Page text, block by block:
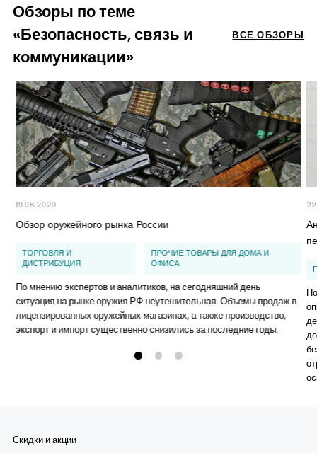
Обзоры по теме
«Безопасность, связь и
коммуникации»
ВСЕ ОБЗОРЫ
19.08.2020
Обзор оружейного рынка России
ТОРГОВЛЯ И
ДИСТРИБУЦИЯ
ПРОЧИЕ ТОВАРЫ ДЛЯ ДОМА И
ОФИСА
По мнению экспертов и аналитиков, на сегодняшний день
ситуация на рынке оружия РФ неутешительная. Объемы продаж в
лицензированных оружейных магазинах, а также производство,
экспорт и импорт существенно снизились за последние годы.
Скидки и акции